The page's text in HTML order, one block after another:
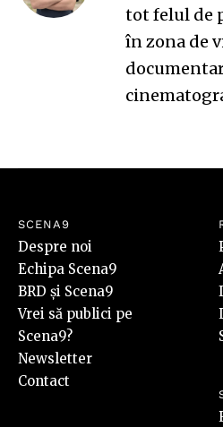
tot felul de
în zona de
SCENA9
Despre noi
Echipa Scena9
BRD și Scena9
Vrei să publici pe
Scena9?
Newsletter
Contact